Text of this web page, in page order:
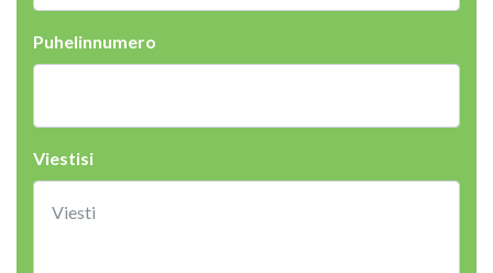
Puhelinnumero
Viestisi